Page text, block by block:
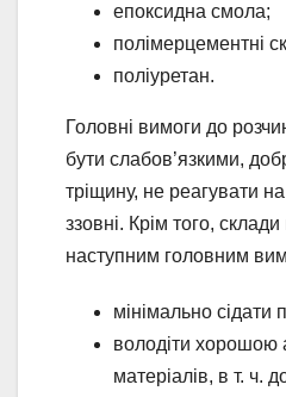
епоксидна смола;
полімерцементні
поліуретан.
Головні вимоги до
бути слабов’язкими,
тріщину, не реагувати
ззовні. Крім того,
наступним головним
мінімально сідати
володіти хорошою
матеріалів, в т. ч.